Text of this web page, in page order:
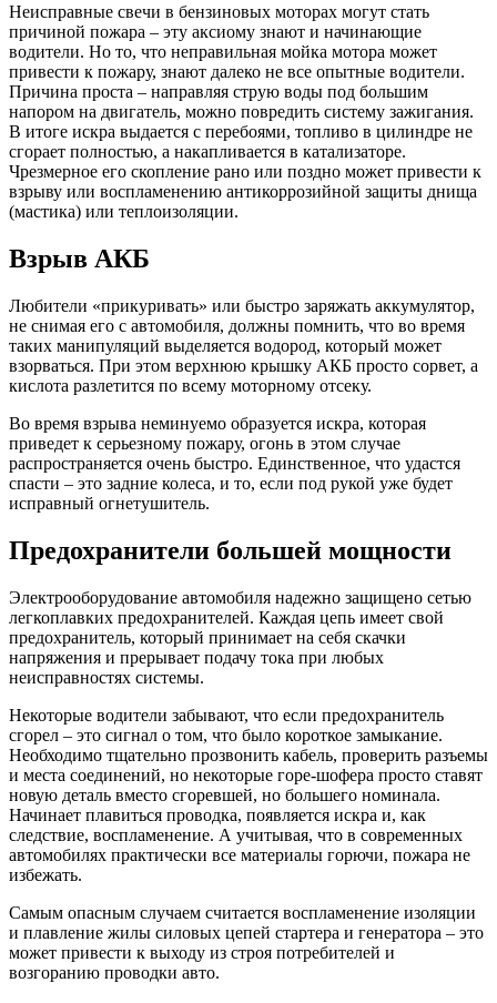
Неисправные свечи в бензиновых моторах могут стать
причиной пожара – эту аксиому знают и начинающие
водители. Но то, что неправильная мойка мотора может
привести к пожару, знают далеко не все опытные водители.
Причина проста – направляя струю воды под большим
напором на двигатель, можно повредить систему зажигания.
В итоге искра выдается с перебоями, топливо в цилиндре не
сгорает полностью, а накапливается в катализаторе.
Чрезмерное его скопление рано или поздно может привести к
взрыву или воспламенению антикоррозийной защиты днища
(мастика) или теплоизоляции.
Взрыв АКБ
Любители «прикуривать» или быстро заряжать аккумулятор,
не снимая его с автомобиля, должны помнить, что во время
таких манипуляций выделяется водород, который может
взорваться. При этом верхнюю крышку АКБ просто сорвет, а
кислота разлетится по всему моторному отсеку.
Во время взрыва неминуемо образуется искра, которая
приведет к серьезному пожару, огонь в этом случае
распространяется очень быстро. Единственное, что удастся
спасти – это задние колеса, и то, если под рукой уже будет
исправный огнетушитель.
Предохранители большей мощности
Электрооборудование автомобиля надежно защищено сетью
легкоплавких предохранителей. Каждая цепь имеет свой
предохранитель, который принимает на себя скачки
напряжения и прерывает подачу тока при любых
неисправностях системы.
Некоторые водители забывают, что если предохранитель
сгорел – это сигнал о том, что было короткое замыкание.
Необходимо тщательно прозвонить кабель, проверить разъемы
и места соединений, но некоторые горе-шофера просто ставят
новую деталь вместо сгоревшей, но большего номинала.
Начинает плавиться проводка, появляется искра и, как
следствие, воспламенение. А учитывая, что в современных
автомобилях практически все материалы горючи, пожара не
избежать.
Самым опасным случаем считается воспламенение изоляции
и плавление жилы силовых цепей стартера и генератора – это
может привести к выходу из строя потребителей и
возгоранию проводки авто.